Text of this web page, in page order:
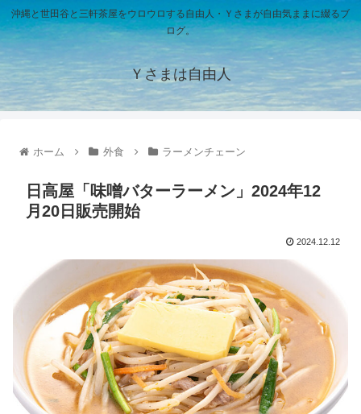
沖縄と世田谷と三軒茶屋をウロウロする自由人・Ｙさまが自由気ままに綴るブ
ログ。
Ｙさまは自由人
ホーム 外食 ラーメンチェーン
日高屋「味噌バターラーメン」2024年12
月20日販売開始
2024.12.12